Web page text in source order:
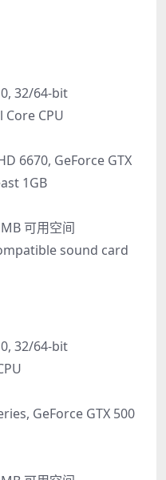
32/64-bit
Core CPU
6670, GeForce GTX
1GB
可用空间
sound card
32/64-bit
GeForce GTX 500